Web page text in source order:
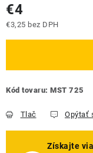
€4
€3,25 bez DPH
Kód tovaru: MST 725
Tlač Opýtať
Získajte